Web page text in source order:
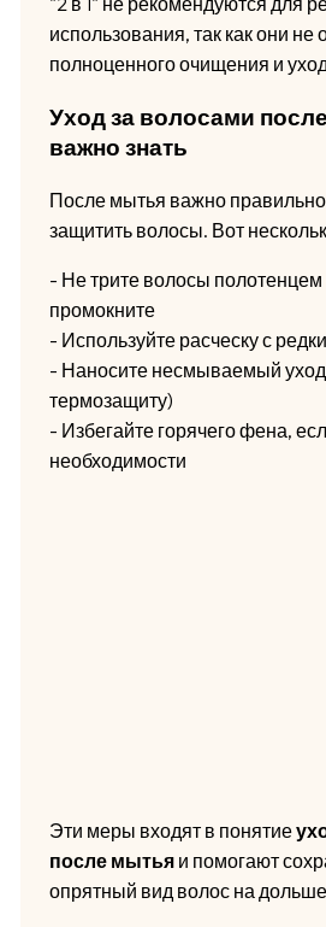
использования, так как они не
полноценного очищения и
Уход за волосами
важно знать
После мытья важно
защитить волосы. Вот
- Не трите волосы полотенцем
промокните
- Используйте расческу с
- Наносите несмываемый
термозащиту)
- Избегайте горячего фена,
необходимости
Эти меры входят в понятие
после мытьяи помогают
опрятный вид волос на